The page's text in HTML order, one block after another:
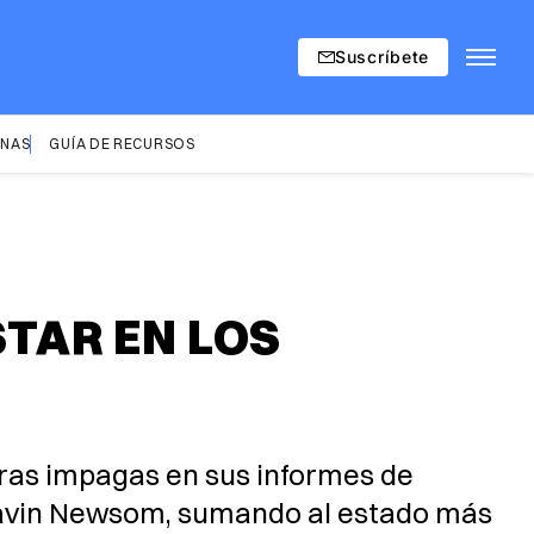
Suscríbete
GUÍA DE RECURSOS
EN LOS
impagas en sus informes de
Newsom, sumando al estado más